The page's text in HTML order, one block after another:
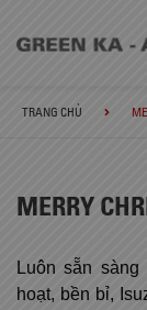
TRANG CHỦ
MERRY
Luôn sẵn
hoạt, bền bỉ,